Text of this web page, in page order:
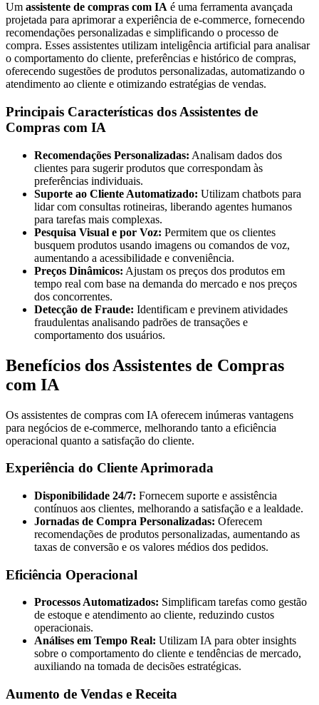
Um assistente de compras com IA é uma ferramenta avançada
projetada para aprimorar a experiência de e-commerce, fornecendo
recomendações personalizadas e simplificando o processo de
compra. Esses assistentes utilizam inteligência artificial para analisar
o comportamento do cliente, preferências e histórico de compras,
oferecendo sugestões de produtos personalizadas, automatizando o
atendimento ao cliente e otimizando estratégias de vendas.
Principais Características dos Assistentes de
Compras com IA
Recomendações Personalizadas: Analisam dados dos
clientes para sugerir produtos que correspondam às
preferências individuais.
Suporte ao Cliente Automatizado: Utilizam chatbots para
lidar com consultas rotineiras, liberando agentes humanos
para tarefas mais complexas.
Pesquisa Visual e por Voz: Permitem que os clientes
busquem produtos usando imagens ou comandos de voz,
aumentando a acessibilidade e conveniência.
Preços Dinâmicos: Ajustam os preços dos produtos em
tempo real com base na demanda do mercado e nos preços
dos concorrentes.
Detecção de Fraude: Identificam e previnem atividades
fraudulentas analisando padrões de transações e
comportamento dos usuários.
Benefícios dos Assistentes de Compras
com IA
Os assistentes de compras com IA oferecem inúmeras vantagens
para negócios de e-commerce, melhorando tanto a eficiência
operacional quanto a satisfação do cliente.
Experiência do Cliente Aprimorada
Disponibilidade 24/7: Fornecem suporte e assistência
contínuos aos clientes, melhorando a satisfação e a lealdade.
Jornadas de Compra Personalizadas: Oferecem
recomendações de produtos personalizadas, aumentando as
taxas de conversão e os valores médios dos pedidos.
Eficiência Operacional
Processos Automatizados: Simplificam tarefas como gestão
de estoque e atendimento ao cliente, reduzindo custos
operacionais.
Análises em Tempo Real: Utilizam IA para obter insights
sobre o comportamento do cliente e tendências de mercado,
auxiliando na tomada de decisões estratégicas.
Aumento de Vendas e Receita